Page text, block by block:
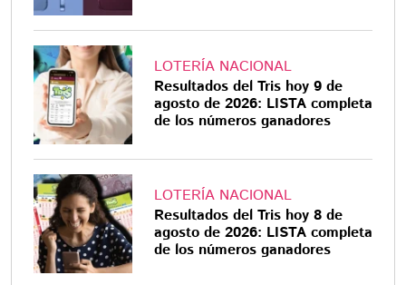
LOTERÍA NACIONAL
Resultados del Tris hoy 9 de
agosto de 2026: LISTA completa
de los números ganadores
LOTERÍA NACIONAL
Resultados del Tris hoy 8 de
agosto de 2026: LISTA completa
de los números ganadores